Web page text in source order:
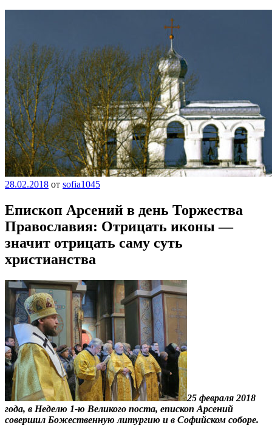
28.02.2018 от sofia1045
Епископ Арсений в день Торжества
Православия: Отрицать иконы —
значит отрицать саму суть
христианства
25 февраля 2018
года, в Неделю 1-ю Великого поста, епископ Арсений
совершил Божественную литургию и в Софийском соборе.